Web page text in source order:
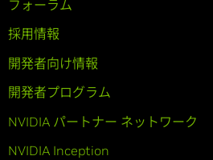
フォーラム
採用情報
開発者向け情報
開発者プログラム
NVIDIA パートナー ネットワーク
NVIDIA Inception